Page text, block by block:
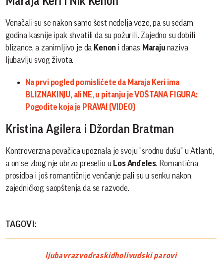
Venačali su se nakon samo šest nedelja veze, pa su sedam
godina kasnije ipak shvatili da su požurili. Zajedno su dobili
blizance, a zanimljivo je da Kenon i danas Maraju naziva
ljubavlju svog života.
Na prvi pogled pomislićete da Maraja Keri ima
BLIZNAKINJU, ali NE, u pitanju je VOŠTANA FIGURA:
Pogodite koja je PRAVA! (VIDEO)
Kristina Agilera i Džordan Bratman
Kontroverzna pevačica upoznala je svoju "srodnu dušu" u Atlanti,
a on se zbog nje ubrzo preselio u Los Anđeles. Romantična
prosidba i još romantičnije venčanje pali su u senku nakon
zajedničkog saopštenja da se razvode.
TAGOVI:
ljubavrazvodraskidholivudski parovi